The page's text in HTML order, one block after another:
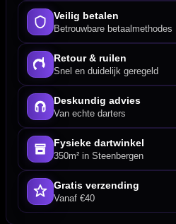
Veilig betalen
Betrouwbare betaalmethodes
Retour & ruilen
Snel en duidelijk geregeld
Deskundig advies
Van echte darters
Fysieke dartwinkel
350m² in Steenbergen
Gratis verzending
Vanaf €40